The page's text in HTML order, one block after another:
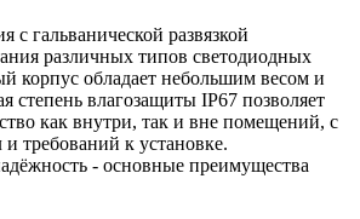
с гальванической развязкой
различных типов светодиодных
корпус обладает небольшим весом и
степень влагозащиты IP67 позволяет
как внутри, так и вне помещений, с
требований к установке.
- основные преимущества